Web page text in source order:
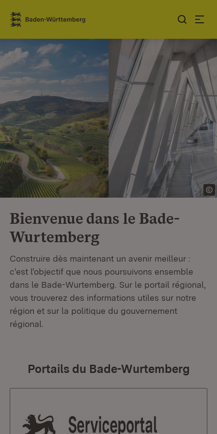
Sauter au contenu
Link zur Startseite
Bienvenue dans le Bade-
Wurtemberg
Construire dès maintenant un avenir meilleur :
c'est l'objectif que nous poursuivons ensemble
dans le Bade-Wurtemberg. Sur le portail régional,
vous trouverez des informations utiles sur notre
région et sur la politique du gouvernement
régional.
Portails du Bade-Wurtemberg